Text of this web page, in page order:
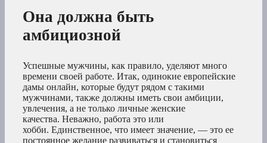
Она должна быть
амбициозной
Успешные мужчины, как правило, уделяют много
времени своей работе. Итак, одинокие европейские
дамы онлайн, которые будут рядом с такими
мужчинами, также должны иметь свои амбиции,
увлечения, а не только личные женские
качества. Неважно, работа это или
хобби. Единственное, что имеет значение, — это ее
постоянное желание развиваться и становиться